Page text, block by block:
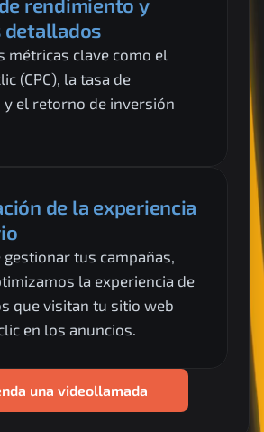
detallados
métricas clave como el
(CPC), la tasa de
y el retorno de inversión
de la experiencia
gestionar tus campañas,
la experiencia de
que visitan tu sitio web
en los anuncios.
una videollamada